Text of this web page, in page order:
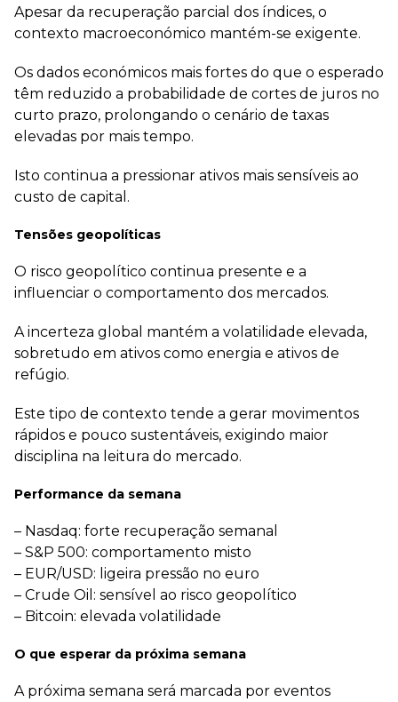
Apesar da recuperação parcial dos índices, o
contexto macroeconómico mantém-se exigente.
Os dados económicos mais fortes do que o esperado
têm reduzido a probabilidade de cortes de juros no
curto prazo, prolongando o cenário de taxas
elevadas por mais tempo.
Isto continua a pressionar ativos mais sensíveis ao
custo de capital.
Tensões geopolíticas
O risco geopolítico continua presente e a
influenciar o comportamento dos mercados.
A incerteza global mantém a volatilidade elevada,
sobretudo em ativos como energia e ativos de
refúgio.
Este tipo de contexto tende a gerar movimentos
rápidos e pouco sustentáveis, exigindo maior
disciplina na leitura do mercado.
Performance da semana
– Nasdaq: forte recuperação semanal
– S&P 500: comportamento misto
– EUR/USD: ligeira pressão no euro
– Crude Oil: sensível ao risco geopolítico
– Bitcoin: elevada volatilidade
O que esperar da próxima semana
A próxima semana será marcada por eventos